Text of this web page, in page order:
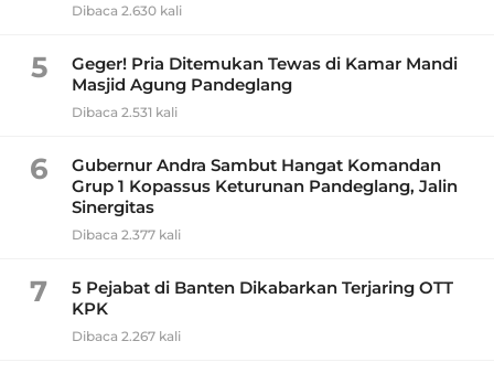
Dibaca 2.630 kali
5
Geger! Pria Ditemukan Tewas di Kamar Mandi
Masjid Agung Pandeglang
Dibaca 2.531 kali
6
Gubernur Andra Sambut Hangat Komandan
Grup 1 Kopassus Keturunan Pandeglang, Jalin
Sinergitas
Dibaca 2.377 kali
7
5 Pejabat di Banten Dikabarkan Terjaring OTT
KPK
Dibaca 2.267 kali